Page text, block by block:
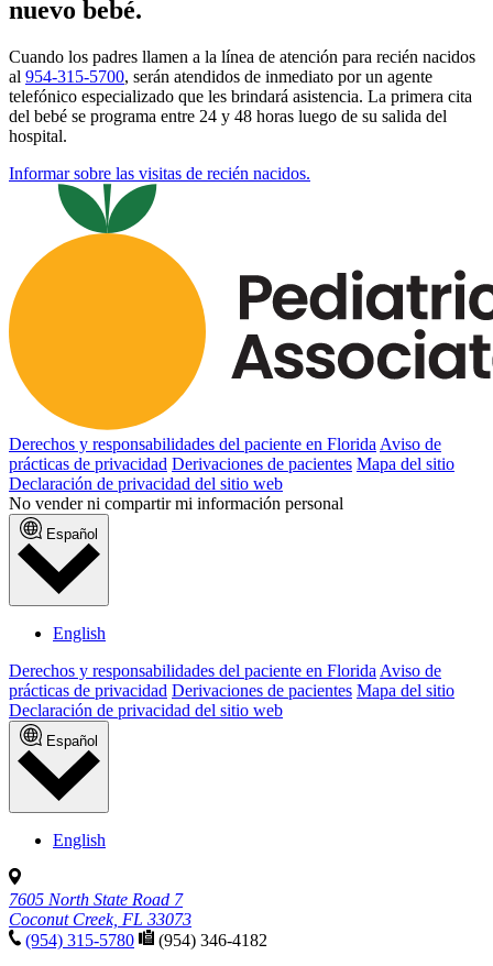
nuevo bebé.
Cuando los padres llamen a la línea de atención para recién nacidos
al 954-315-5700, serán atendidos de inmediato por un agente
telefónico especializado que les brindará asistencia. La primera cita
del bebé se programa entre 24 y 48 horas luego de su salida del
hospital.
Informar sobre las visitas de recién nacidos.
Derechos y responsabilidades del paciente en Florida Aviso de
prácticas de privacidad Derivaciones de pacientes Mapa del sitio
Declaración de privacidad del sitio web
No vender ni compartir mi información personal
Español
English
Derechos y responsabilidades del paciente en Florida Aviso de
prácticas de privacidad Derivaciones de pacientes Mapa del sitio
Declaración de privacidad del sitio web
Español
English
7605 North State Road 7
Coconut Creek, FL 33073
(954) 315-5780
(954) 346-4182